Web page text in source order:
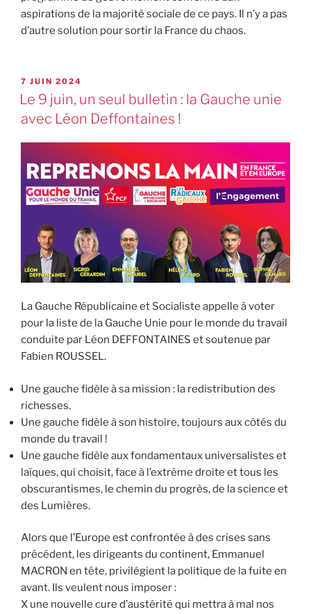
aspirations de la majorité sociale de ce pays. Il n’y a pas
d’autre solution pour sortir la France du chaos.
7 JUIN 2024
Le 9 juin, un seul bulletin : la Gauche unie
avec Léon Deffontaines !
La Gauche Républicaine et Socialiste appelle à voter
pour la liste de la Gauche Unie pour le monde du travail
conduite par Léon DEFFONTAINES et soutenue par
Fabien ROUSSEL.
Une gauche fidèle à sa mission : la redistribution des
richesses.
Une gauche fidèle à son histoire, toujours aux côtés du
monde du travail !
Une gauche fidèle aux fondamentaux universalistes et
laïques, qui choisit, face à l’extrême droite et tous les
obscurantismes, le chemin du progrès, de la science et
des Lumières.
Alors que l’Europe est confrontée à des crises sans
précédent, les dirigeants du continent, Emmanuel
MACRON en tête, privilégient la politique de la fuite en
avant. Ils veulent nous imposer :
X une nouvelle cure d’austérité qui mettra à mal nos